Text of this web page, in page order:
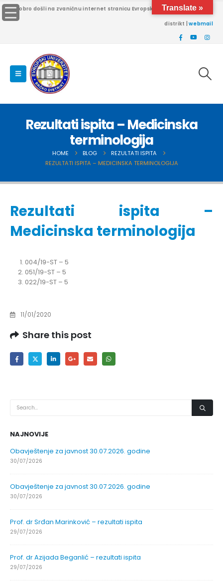
Dobro došli na zvaničnu internet stranicu Evropskog univerziteta Brčko
distrikt |webmail
Rezultati ispita – Medicinska
terminologija
HOME BLOG
REZULTATI ISPITA
REZULTATI ISPITA – MEDICINSKA TERMINOLOGIJA
Rezultati ispita –
Medicinska terminologija
004/19-ST – 5
051/19-ST – 5
022/19-ST – 5
11/01/2020
Share this post
NAJNOVIJE
Obavještenje za javnost 30.07.2026. godine
30/07/2026
Obavještenje za javnost 30.07.2026. godine
30/07/2026
Prof. dr Srđan Marinković – rezultati ispita
29/07/2026
Prof. dr Azijada Beganlić – rezultati ispita
29/07/2026
Translate »